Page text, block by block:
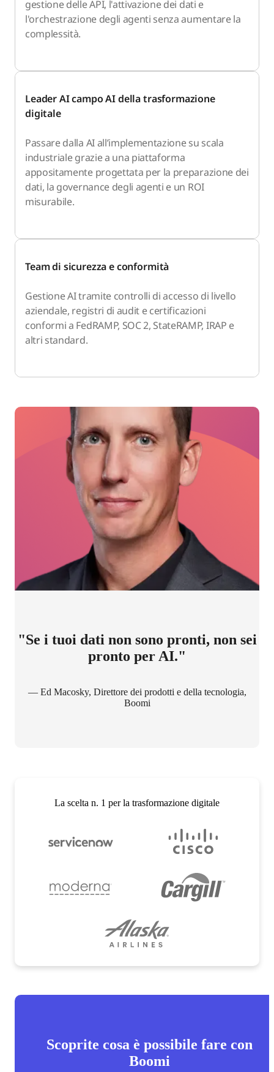
gestione delle API, l'attivazione dei dati e
l'orchestrazione degli agenti senza aumentare la
complessità.
Leader AI campo AI della trasformazione
digitale
Passare dalla AI all’implementazione su scala
industriale grazie a una piattaforma
appositamente progettata per la preparazione dei
dati, la governance degli agenti e un ROI
misurabile.
Team di sicurezza e conformità
Gestione AI tramite controlli di accesso di livello
aziendale, registri di audit e certificazioni
conformi a FedRAMP, SOC 2, StateRAMP, IRAP e
altri standard.
"Se i tuoi dati non sono pronti, non sei
pronto per AI."
— Ed Macosky, Direttore dei prodotti e della tecnologia,
Boomi
La scelta n. 1 per la trasformazione digitale
Scoprite cosa è possibile fare con
Boomi